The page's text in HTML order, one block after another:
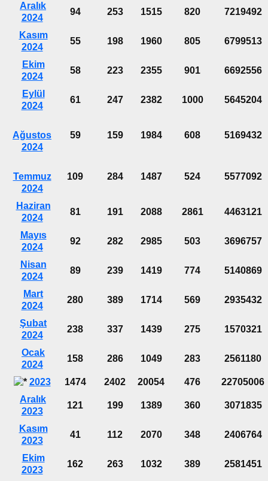
Aralık
2024
94 253 1515 820 7219492
Kasım
2024
55 198 1960 805 6799513
Ekim
2024
58 223 2355 901 6692556
Eylül
2024
61 247 2382 1000 5645204
Ağustos
2024
59 159 1984 608 5169432
Temmuz
2024
109 284 1487 524 5577092
Haziran
2024
81 191 2088 2861 4463121
Mayıs
2024
92 282 2985 503 3696757
Nisan
2024
89 239 1419 774 5140869
Mart
2024
280 389 1714 569 2935432
Şubat
2024
238 337 1439 275 1570321
Ocak
2024
158 286 1049 283 2561180
2023 1474 2402 20054 476
22705006
Aralık
2023
121 199 1389 360 3071835
Kasım
2023
41 112 2070 348 2406764
Ekim
2023
162 263 1032 389 2581451